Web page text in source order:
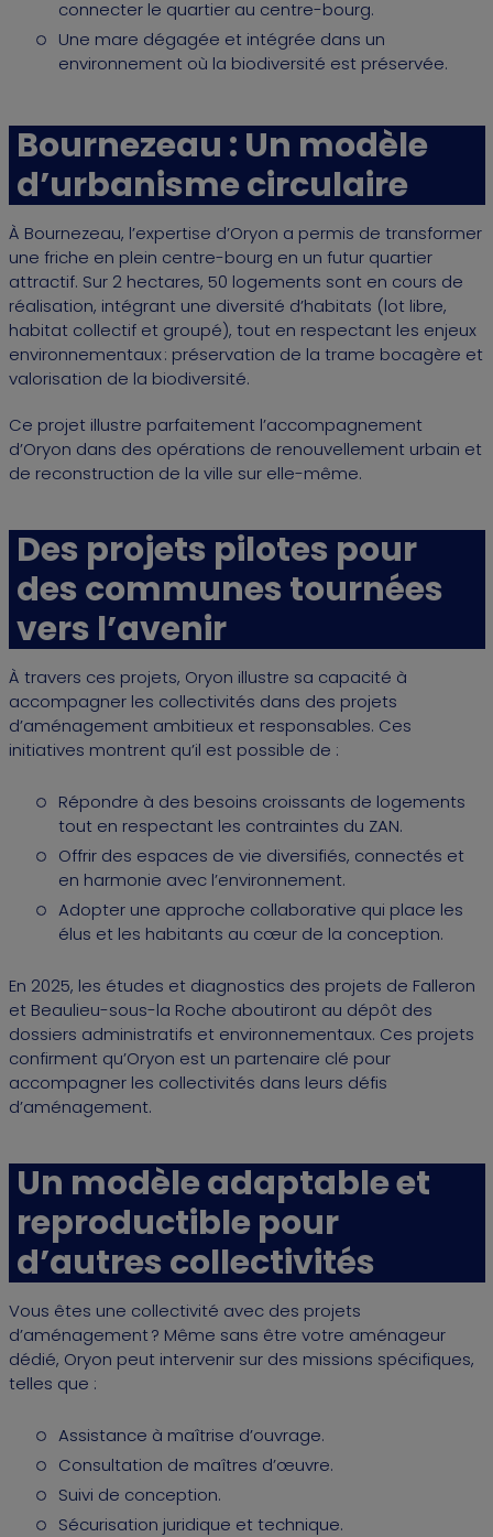
connecter le quartier au centre-bourg.
Une mare dégagée et intégrée dans un
environnement où la biodiversité est préservée.
Bournezeau : Un modèle
d’urbanisme circulaire
À Bournezeau, l’expertise d’Oryon a permis de transformer
une friche en plein centre-bourg en un futur quartier
attractif. Sur 2 hectares, 50 logements sont en cours de
réalisation, intégrant une diversité d’habitats (lot libre,
habitat collectif et groupé), tout en respectant les enjeux
environnementaux : préservation de la trame bocagère et
valorisation de la biodiversité.
Ce projet illustre parfaitement l’accompagnement
d’Oryon dans des opérations de renouvellement urbain et
de reconstruction de la ville sur elle-même.
Des projets pilotes pour
des communes tournées
vers l’avenir
À travers ces projets, Oryon illustre sa capacité à
accompagner les collectivités dans des projets
d’aménagement ambitieux et responsables. Ces
initiatives montrent qu’il est possible de :
Répondre à des besoins croissants de logements
tout en respectant les contraintes du ZAN.
Offrir des espaces de vie diversifiés, connectés et
en harmonie avec l’environnement.
Adopter une approche collaborative qui place les
élus et les habitants au cœur de la conception.
En 2025, les études et diagnostics des projets de Falleron
et Beaulieu-sous-la Roche aboutiront au dépôt des
dossiers administratifs et environnementaux. Ces projets
confirment qu’Oryon est un partenaire clé pour
accompagner les collectivités dans leurs défis
d’aménagement.
Un modèle adaptable et
reproductible pour
d’autres collectivités
Vous êtes une collectivité avec des projets
d’aménagement ? Même sans être votre aménageur
dédié, Oryon peut intervenir sur des missions spécifiques,
telles que :
Assistance à maîtrise d’ouvrage.
Consultation de maîtres d’œuvre.
Suivi de conception.
Sécurisation juridique et technique.